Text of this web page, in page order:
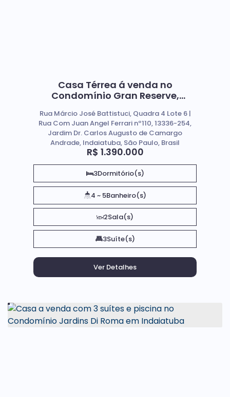
Casa Térrea á venda no
Condomínio Gran Reserve,
R$ 1.390.000
Rua Márcio José Battistuci, Quadra 4 Lote 6 |
Rua Com Juan Angel Ferrari nº110, 13336-254,
Jardim Dr. Carlos Augusto de Camargo
Andrade, Indaiatuba, São Paulo, Brasil
3Dormitório(s)
4 ~ 5Banheiro(s)
2Sala(s)
3Suíte(s)